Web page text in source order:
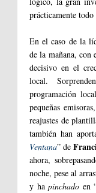
prácticamente
En el caso de la
de la mañana, con
decisivo en el
local.
programación
pequeñas
reajustes de
también han
Ventana” de
ahora,
noche, pese al
y hapinchado en